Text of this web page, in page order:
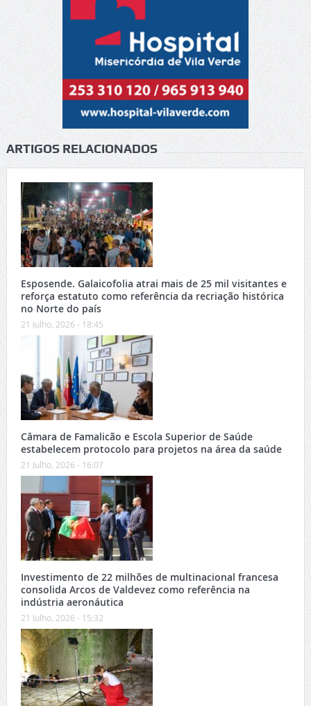
ARTIGOS RELACIONADOS
Esposende. Galaicofolia atrai mais de 25 mil visitantes e
reforça estatuto como referência da recriação histórica
no Norte do país
21 Julho, 2026 - 18:45
Câmara de Famalicão e Escola Superior de Saúde
estabelecem protocolo para projetos na área da saúde
21 Julho, 2026 - 16:07
Investimento de 22 milhões de multinacional francesa
consolida Arcos de Valdevez como referência na
indústria aeronáutica
21 Julho, 2026 - 15:32